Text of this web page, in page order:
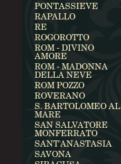
PONTASSIEVE
RAPALLO
RE
ROGOROTTO
ROM - DIVINO
AMORE
ROM - MADONNA
DELLA NEVE
ROM POZZO
ROVERANO
S. BARTOLOMEO AL
MARE
SAN SALVATORE
MONFERRATO
SANT'ANASTASIA
SAVONA